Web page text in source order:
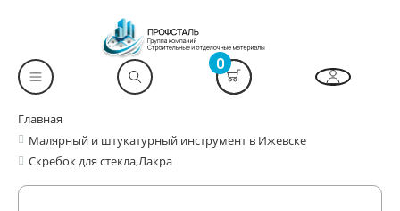
0
Главная
Малярный и штукатурный инструмент в Ижевске
Скребок для стекла,Лакра